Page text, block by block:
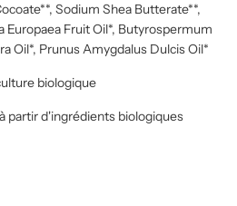
Sodium Shea Butterate**,
Europaea Fruit Oil*, Butyrospermum
Oil*, Prunus Amygdalus Dulcis Oil*
biologique
partir d'ingrédients biologiques